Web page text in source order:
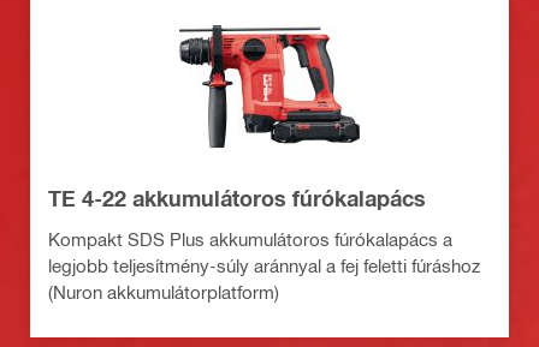
TE 4-22 akkumulátoros fúrókalapács
Kompakt SDS Plus akkumulátoros fúrókalapács a
legjobb teljesítmény-súly aránnyal a fej feletti fúráshoz
(Nuron akkumulátorplatform)